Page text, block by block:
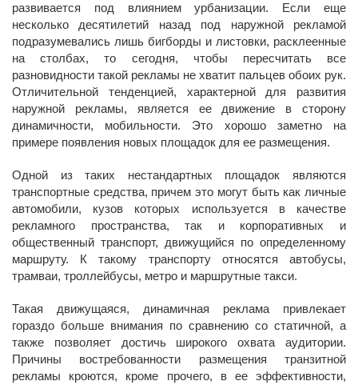
развивается под влиянием урбанизации. Если еще
несколько десятилетий назад под наружной рекламой
подразумевались лишь бигборды и листовки, расклеенные
на столбах, то сегодня, чтобы пересчитать все
разновидности такой рекламы не хватит пальцев обоих рук.
Отличительной тенденцией, характерной для развития
наружной рекламы, является ее движение в сторону
динамичности, мобильности. Это хорошо заметно на
примере появления новых площадок для ее размещения.
Одной из таких нестандартных площадок являются
транспортные средства, причем это могут быть как личные
автомобили, кузов которых используется в качестве
рекламного пространства, так и корпоративных и
общественный транспорт, движущийся по определенному
маршруту. К такому транспорту относятся автобусы,
трамваи, троллейбусы, метро и маршрутные такси.
Такая движущаяся, динамичная реклама привлекает
гораздо больше внимания по сравнению со статичной, а
также позволяет достичь широкого охвата аудитории.
Причины востребованности размещения транзитной
рекламы кроются, кроме прочего, в ее эффективности,